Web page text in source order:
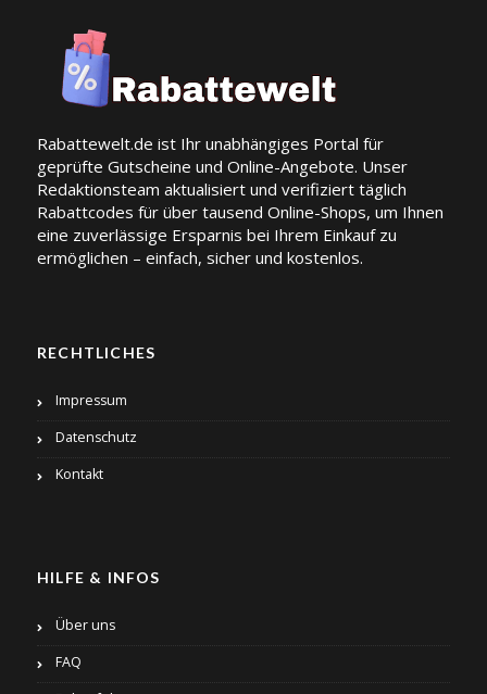
Rabattewelt.de ist Ihr unabhängiges Portal für
geprüfte Gutscheine und Online-Angebote. Unser
Redaktionsteam aktualisiert und verifiziert täglich
Rabattcodes für über tausend Online-Shops, um Ihnen
eine zuverlässige Ersparnis bei Ihrem Einkauf zu
ermöglichen – einfach, sicher und kostenlos.
RECHTLICHES
Impressum
Datenschutz
Kontakt
HILFE & INFOS
Über uns
FAQ